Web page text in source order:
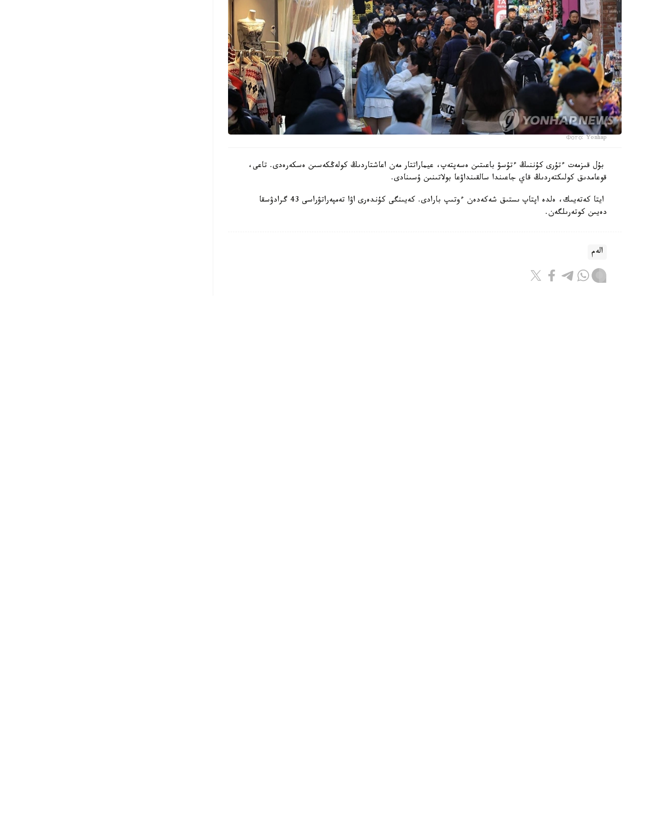
Фото: Yonhap
بۇل قىزمەت ءتۇرى كۇننىڭ ءتۇسۋ باعىتىن ەسەپتەپ، عيماراتتار مەن اعاشتاردىڭ كولەڭكەسىن ەسكەرەدى. تاعى،
قوعامدىق كولىكتەردىڭ قاي جاعىندا سالقىنداۋعا بولاتىنىن ۇسىنادى.
ايتا كەتەيىك، ەلدە اپتاپ ىستىق شەكەدەن ءوتىپ بارادى. كەيىنگى كۇندەرى اۋا تەمپەراتۋراسى 43 گرادۋسقا
دەيىن كوتەرىلگەن.
الەم